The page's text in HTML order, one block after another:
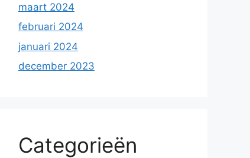
maart 2024
februari 2024
januari 2024
december 2023
Categorieën